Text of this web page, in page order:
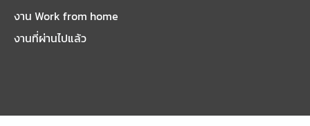
งาน Work from home
งานที่ผ่านไปแล้ว